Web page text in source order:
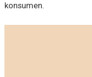
konsumen.